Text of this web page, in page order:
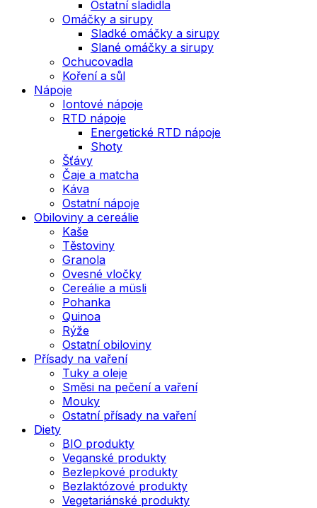
Ostatní sladidla
Omáčky a sirupy
Sladké omáčky a sirupy
Slané omáčky a sirupy
Ochucovadla
Koření a sůl
Nápoje
Iontové nápoje
RTD nápoje
Energetické RTD nápoje
Shoty
Šťávy
Čaje a matcha
Káva
Ostatní nápoje
Obiloviny a cereálie
Kaše
Těstoviny
Granola
Ovesné vločky
Cereálie a müsli
Pohanka
Quinoa
Rýže
Ostatní obiloviny
Přísady na vaření
Tuky a oleje
Směsi na pečení a vaření
Mouky
Ostatní přísady na vaření
Diety
BIO produkty
Veganské produkty
Bezlepkové produkty
Bezlaktózové produkty
Vegetariánské produkty